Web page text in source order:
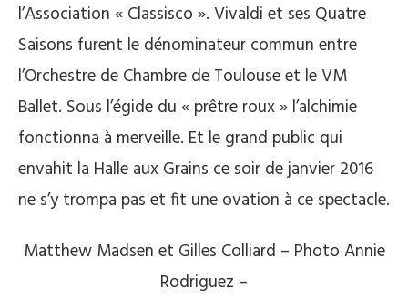
l’Association « Classisco ». Vivaldi et ses Quatre
Saisons furent le dénominateur commun entre
l’Orchestre de Chambre de Toulouse et le VM
Ballet. Sous l’égide du « prêtre roux » l’alchimie
fonctionna à merveille. Et le grand public qui
envahit la Halle aux Grains ce soir de janvier 2016
ne s’y trompa pas et fit une ovation à ce spectacle.
Matthew Madsen et Gilles Colliard – Photo Annie
Rodriguez –